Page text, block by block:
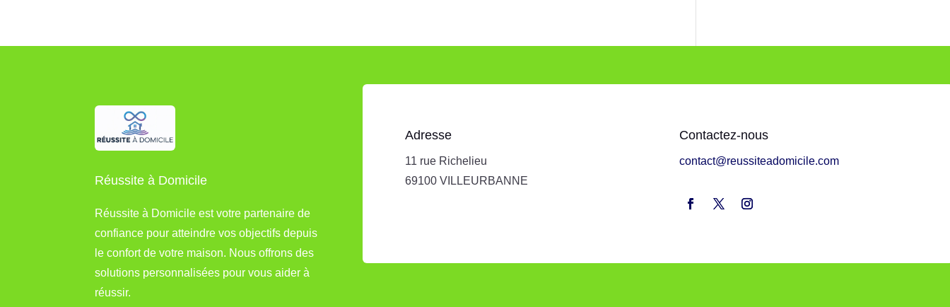
Réussite à Domicile
Réussite à Domicile est votre partenaire de
confiance pour atteindre vos objectifs depuis
le confort de votre maison. Nous offrons des
solutions personnalisées pour vous aider à
réussir.
Adresse
11 rue Richelieu
69100 VILLEURBANNE
Contactez-nous
contact@reussiteadomicile.com